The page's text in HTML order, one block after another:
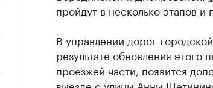
пройдут в несколько этапов
В управлении дорог
результате обновления этого
проезжей части, появится
выезде с улицы Анны